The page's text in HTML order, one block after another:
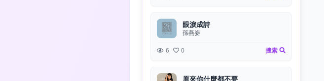
眼淚成詩
孫燕姿
6 0 搜索
原來你什麼都不要